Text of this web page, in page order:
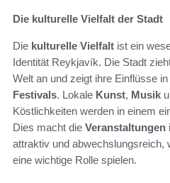
Die kulturelle Vielfalt der Stadt
Die kulturelle Vielfalt ist ein
Identität Reykjavík. Die Stadt
Welt an und zeigt ihre Einflüsse
Festivals. Lokale Kunst, Musik
Köstlichkeiten werden in einem
Dies macht die Veranstaltungen
attraktiv und abwechslungsreich,
eine wichtige Rolle spielen.